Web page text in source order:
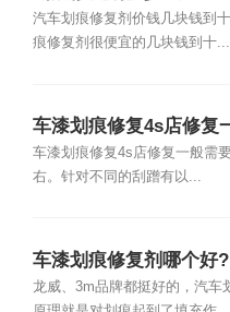
汽车划痕修复剂价钱几块钱到
痕修复剂很便宜的几块钱到十...
车漆划痕修复4s店修复
车漆划痕修复4s店修复一般需
右。针对不同的刮蹭有以...
车漆划痕修复剂哪个好?
龙威、3m品牌都挺好的，汽车